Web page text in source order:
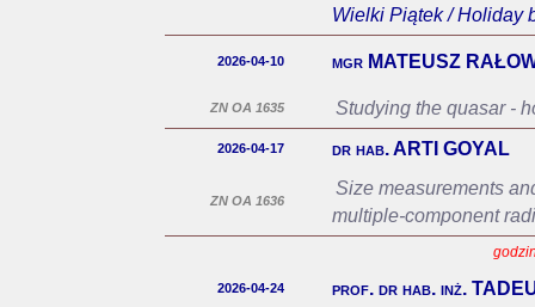
Wielki Piątek / Holiday
2026-04-10 mgr MATEUSZ
ZN OA 1635 Studying the quasar -
2026-04-17 dr hab. ARTI GOYAL
ZN OA 1636
Size measurements
multiple-component
2026-04-24 prof. dr hab. inż.